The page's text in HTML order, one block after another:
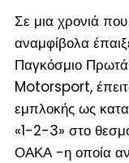
Σε μια χρονιά
αναμφίβολα
Παγκόσμιο
Motorsport,
εμπλοκής ως
«1-2-3» στο
ΟΑΚΑ -η οποία